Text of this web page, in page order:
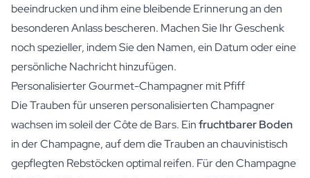
beeindrucken und ihm eine bleibende Erinnerung an den
besonderen Anlass bescheren. Machen Sie Ihr Geschenk
noch spezieller, indem Sie den Namen, ein Datum oder eine
persönliche Nachricht hinzufügen.
Personalisierter Gourmet-Champagner mit Pfiff
Die Trauben für unseren personalisierten Champagner
wachsen im soleil der Côte de Bars. Einfruchtbarer Boden
in der Champagne, auf dem die Trauben an chauvinistisch
gepflegten Rebstöcken optimal reifen. Für den Champagne